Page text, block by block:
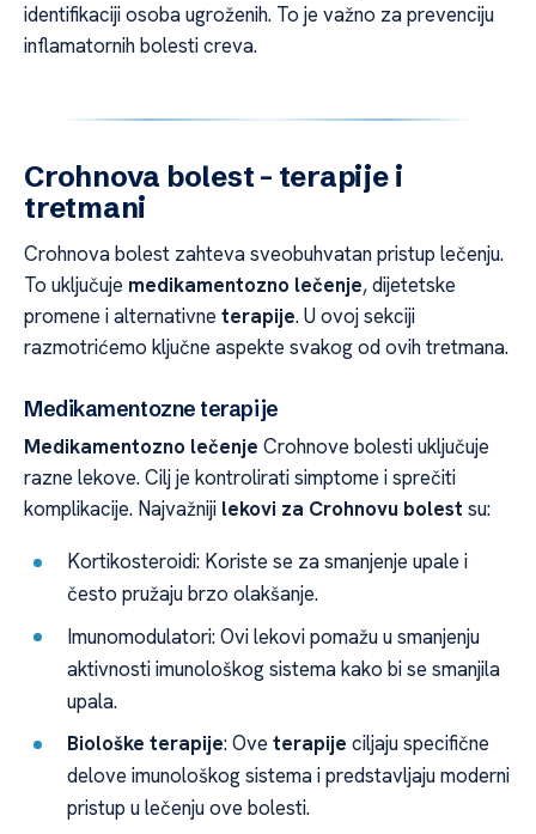
identifikaciji osoba ugroženih. To je važno za prevenciju
inflamatornih bolesti creva.
Crohnova bolest – terapije i
tretmani
Crohnova bolest zahteva sveobuhvatan pristup lečenju.
To uključuje medikamentozno lečenje, dijetetske
promene i alternativne terapije. U ovoj sekciji
razmotrićemo ključne aspekte svakog od ovih tretmana.
Medikamentozne terapije
Medikamentozno lečenje Crohnove bolesti uključuje
razne lekove. Cilj je kontrolirati simptome i sprečiti
komplikacije. Najvažniji lekovi za Crohnovu bolest su:
Kortikosteroidi: Koriste se za smanjenje upale i
često pružaju brzo olakšanje.
Imunomodulatori: Ovi lekovi pomažu u smanjenju
aktivnosti imunološkog sistema kako bi se smanjila
upala.
Biološke terapije: Oveterapije ciljaju specifične
delove imunološkog sistema i predstavljaju moderni
pristup u lečenju ove bolesti.